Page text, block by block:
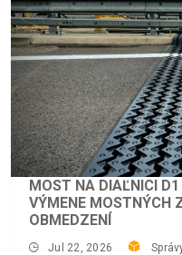
MOST NA DIAĽNICI
VÝMENE MOSTNÝCH
OBMEDZENÍ
Jul 22, 2026